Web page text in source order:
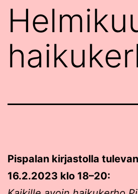
Pispalan kirjastolla
16.2.2023 klo 18–20: